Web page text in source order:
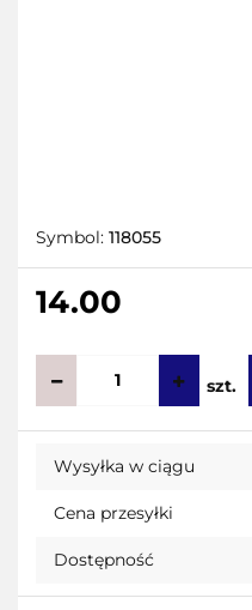
Symbol: 118055
14.00
szt.
Wysyłka w ciągu
Cena przesyłki
Dostępność